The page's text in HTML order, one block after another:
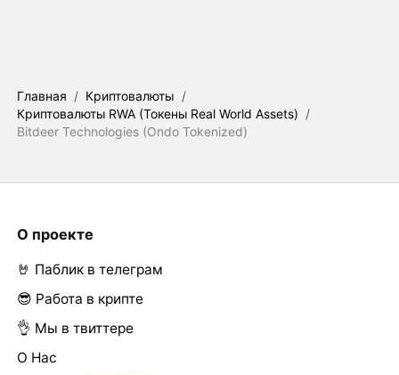
Главная / Криптовалюты /
Криптовалюты RWA (Токены Real World Assets) /
Bitdeer Technologies (Ondo Tokenized)
О проекте
🤘 Паблик в телеграм
😎 Работа в крипте
👌 Мы в твиттере
О Нас